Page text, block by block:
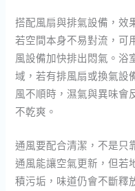
搭配風扇與排氣設備，效
若空間本身不易對流，可
風設備加快排出悶氣。浴
域，若有排風扇或換氣設
風不順時，濕氣與異味會
不乾爽。
通風要配合清潔，不是只
通風能讓空氣更新，但若
積污垢，味道仍會不斷釋